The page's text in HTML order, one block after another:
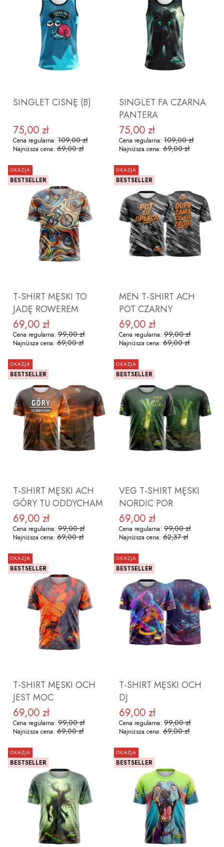
ZOBACZ PRODUKT ZOBACZ PRODUKT
SINGLET CISNĘ (B)
Cena promocyjna
75,00 zł
Cena regularna: 109,00 zł
Najniższa cena: 69,00 zł
ZOBACZ PRODUKT
SINGLET FA CZARNA
PANTERA
Cena promocyjna
75,00 zł
Cena regularna: 109,00 zł
Najniższa cena: 69,00 zł
ZOBACZ PRODUKT
OKAZJA
BESTSELLER
T-SHIRT MĘSKI TO
JADĘ ROWEREM
Cena promocyjna
69,00 zł
Cena regularna: 99,00 zł
Najniższa cena: 69,00 zł
ZOBACZ PRODUKT
OKAZJA
BESTSELLER
MEN T-SHIRT ACH
POT CZARNY
Cena promocyjna
69,00 zł
Cena regularna: 99,00 zł
Najniższa cena: 69,00 zł
ZOBACZ PRODUKT
OKAZJA
BESTSELLER
T-SHIRT MĘSKI ACH
GÓRY TU ODDYCHAM
Cena promocyjna
69,00 zł
Cena regularna: 99,00 zł
Najniższa cena: 69,00 zł
ZOBACZ PRODUKT
OKAZJA
BESTSELLER
VEG T-SHIRT MĘSKI
NORDIC POR
Cena promocyjna
69,00 zł
Cena regularna: 99,00 zł
Najniższa cena: 62,37 zł
ZOBACZ PRODUKT
OKAZJA
BESTSELLER
T-SHIRT MĘSKI OCH
JEST MOC
Cena promocyjna
69,00 zł
Cena regularna: 99,00 zł
Najniższa cena: 69,00 zł
ZOBACZ PRODUKT
OKAZJA
BESTSELLER
T-SHIRT MĘSKI OCH
DJ
Cena promocyjna
69,00 zł
Cena regularna: 99,00 zł
Najniższa cena: 69,00 zł
ZOBACZ PRODUKT
OKAZJA
BESTSELLER
OKAZJA
BESTSELLER